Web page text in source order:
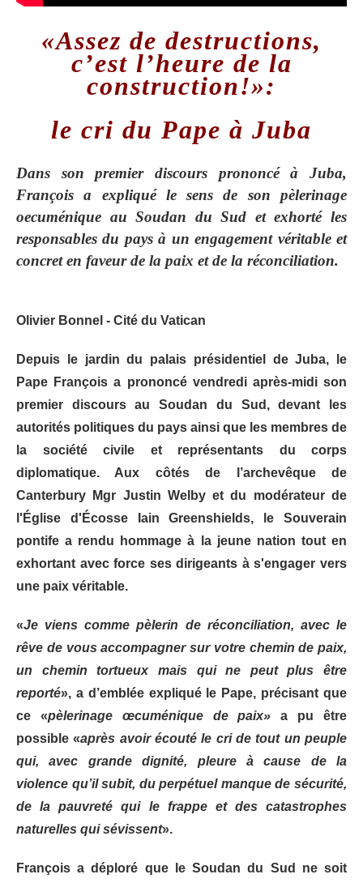
«Assez de destructions,
c’est l’heure de la
construction!»:
le cri du Pape à Juba
Dans son premier discours prononcé à Juba,
François a expliqué le sens de son pèlerinage
oecuménique au Soudan du Sud et exhorté les
responsables du pays à un engagement véritable et
concret en faveur de la paix et de la réconciliation.
Olivier Bonnel - Cité du Vatican
Depuis le jardin du palais présidentiel de Juba, le
Pape François a prononcé vendredi après-midi son
premier discours au Soudan du Sud, devant les
autorités politiques du pays ainsi que les membres de
la société civile et représentants du corps
diplomatique. Aux côtés de l’archevêque de
Canterbury Mgr Justin Welby et du modérateur de
l'Église d'Écosse Iain Greenshields, le Souverain
pontife a rendu hommage à la jeune nation tout en
exhortant avec force ses dirigeants à s'engager vers
une paix véritable.
«Je viens comme pèlerin de réconciliation, avec le
rêve de vous accompagner sur votre chemin de paix,
un chemin tortueux mais qui ne peut plus être
reporté», a d’emblée expliqué le Pape, précisant que
ce «pèlerinage œcuménique de paix»a pu être
possible «après avoir écouté le cri de tout un peuple
qui, avec grande dignité, pleure à cause de la
violence qu’il subit, du perpétuel manque de sécurité,
de la pauvreté qui le frappe et des catastrophes
naturelles qui sévissent».
François a déploré que le Soudan du Sud ne soit